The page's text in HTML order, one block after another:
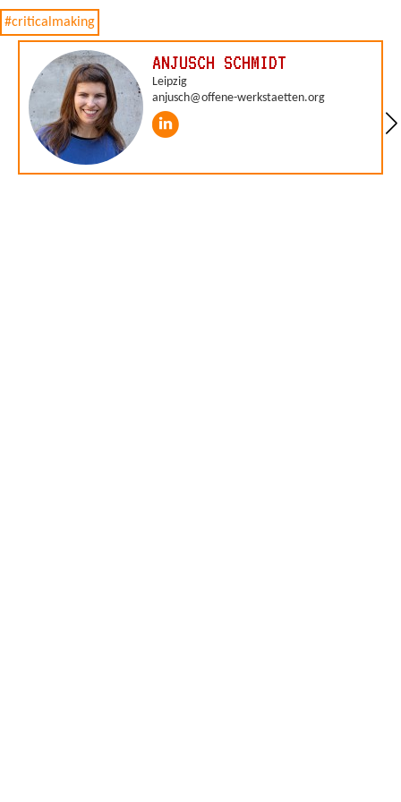
#criticalmaking
ANJUSCH SCHMIDT
Leipzig
anjusch@offene-werkstaetten.org